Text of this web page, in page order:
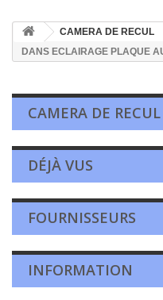
CAMERA DE RECUL
DANS ECLAIRAGE PLAQUE
CAMERA DE RECUL
DÉJÀ VUS
FOURNISSEURS
INFORMATION